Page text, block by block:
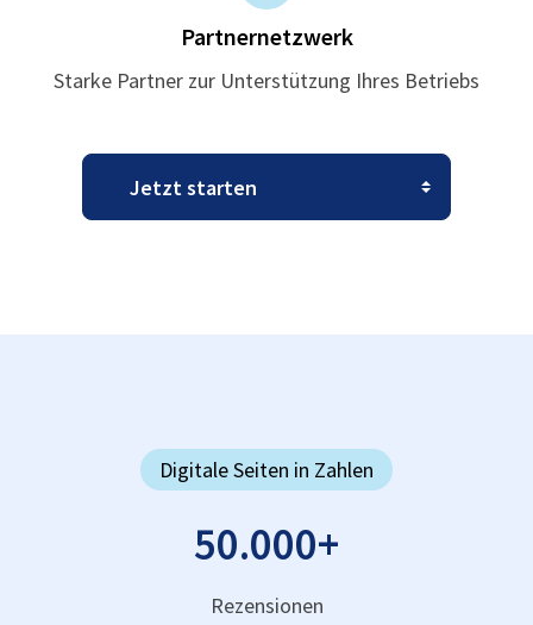
Partnernetzwerk
Starke Partner zur Unterstützung Ihres Betriebs
Digitale Seiten in Zahlen
50.000+
Rezensionen